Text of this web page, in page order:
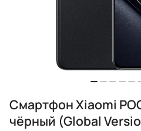
Смартфон Xiaomi
чёрный (Global